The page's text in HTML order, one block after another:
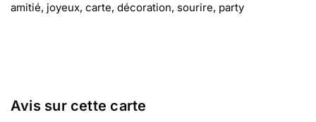
amitié, joyeux, carte, décoration, sourire, party
Avis sur cette carte